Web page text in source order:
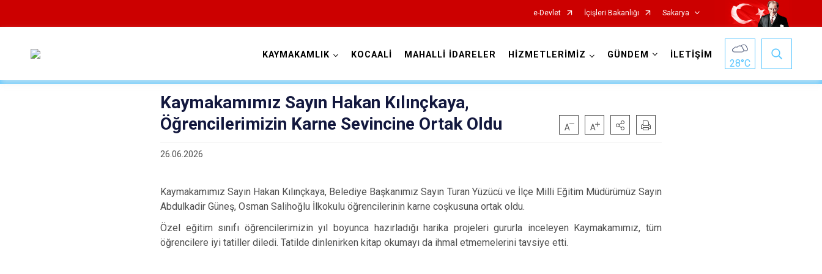
e-Devlet İçişleri Bakanlığı Sakarya
Ferizli
Geyve
Hendek
Söğütlü
KAYMAKAMLIK KOCAALİ MAHALLİ İDARELER HİZMETLERİMİZ GÜNDEM İLETİŞİM
28°C
Kaymakamımız Sayın Hakan Kılınçkaya,
Öğrencilerimizin Karne Sevincine Ortak Oldu
26.06.2026
Kaymakamımız Sayın Hakan Kılınçkaya, Belediye Başkanımız Sayın Turan Yüzücü ve İlçe Milli Eğitim Müdürümüz Sayın
Abdulkadir Güneş, Osman Salihoğlu İlkokulu öğrencilerinin karne coşkusuna ortak oldu.
Özel eğitim sınıfı öğrencilerimizin yıl boyunca hazırladığı harika projeleri gururla inceleyen Kaymakamımız, tüm
öğrencilere iyi tatiller diledi. Tatilde dinlenirken kitap okumayı da ihmal etmemelerini tavsiye etti.